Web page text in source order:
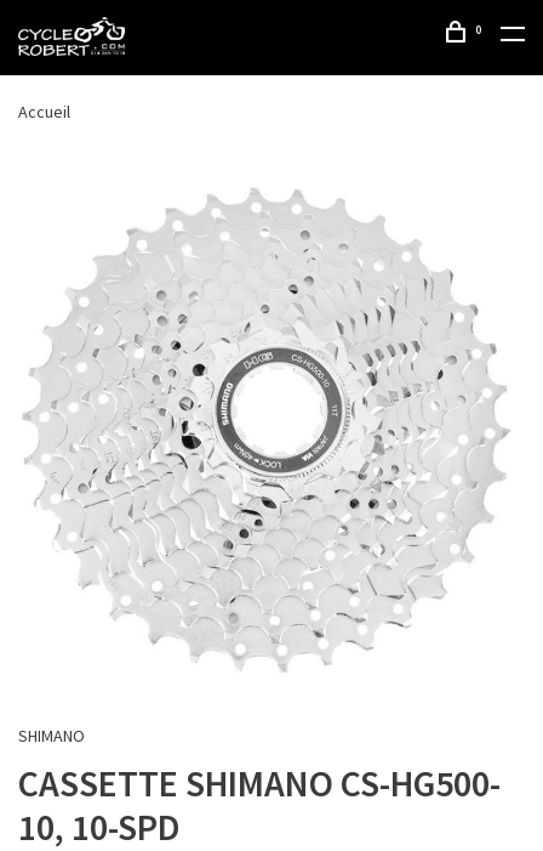
0
Accueil
SHIMANO
CASSETTE SHIMANO CS-HG500-
10, 10-SPD